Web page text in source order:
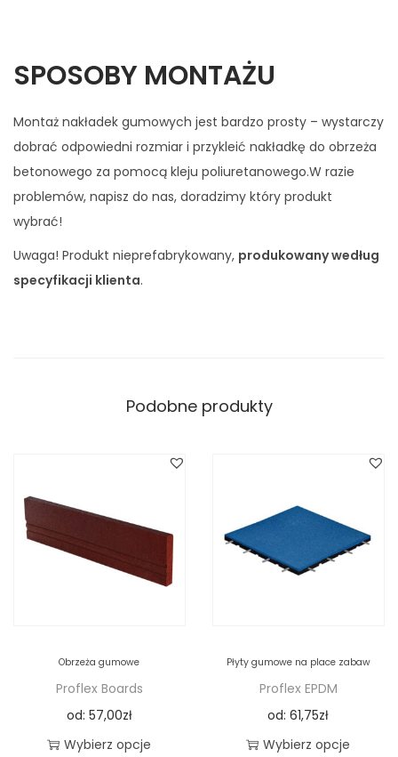
SPOSOBY MONTAŻU
Montaż nakładek gumowych jest bardzo prosty – wystarczy
dobrać odpowiedni rozmiar i przykleić nakładkę do obrzeża
betonowego za pomocą kleju poliuretanowego.W razie
problemów, napisz do nas, doradzimy który produkt
wybrać!
Uwaga! Produkt nieprefabrykowany, produkowany według
specyfikacji klienta.
Podobne produkty
Obrzeża gumowe
Proflex Boards
od: 57,00zł
Wybierz opcje
Płyty gumowe na place zabaw
Proflex EPDM
od:61,75zł
Wybierz opcje